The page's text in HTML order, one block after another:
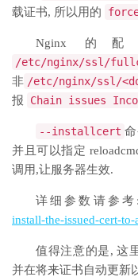
载证书, 所以用的
Nginx 的
/etc/nginx/ssl /
非 /etc/nginx/ssl /<
报
Chain issues
--installcert
并且可以指定
调用,让服务器生效.
详细参数请参考:
install-the-issued-cert-to-
值得注意的是, 这
并在将来证书自动更新